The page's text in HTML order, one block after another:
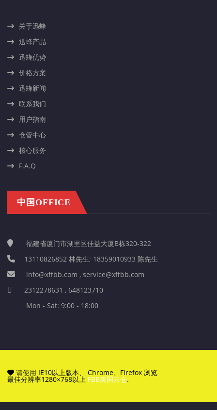
关于迅蜂
迅蜂产品
迅蜂优势
价格方案
迅蜂新闻
联系我们
用户指南
仓管中心
核心服务
F.A.Q
中国OFFICE
福建省厦门市湖里区佳益大厦B栋320-322
13110826852 林先生; 18359010933 陈先生
info@xffbb.com , service@xffbb.com
2312278631 , 648123710
Mon - Sat: 9:00 - 18:00
请使用 IE10以上版本、 Chrome、Firefox 浏览
最佳分辨率1280×768以上 FBB美国云仓.